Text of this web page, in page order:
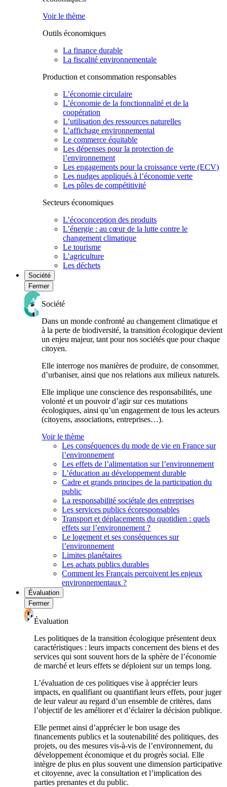
Voir le thème
Outils économiques
La finance durable
La fiscalité environnementale
Production et consommation responsables
L’économie circulaire
L’économie de la fonctionnalité et de la
coopération
L’utilisation des ressources naturelles
L’affichage environnemental
Le commerce équitable
Les dépenses pour la protection de
l’environnement
Les engagements pour la croissance verte (ECV)
Les nudges appliqués à l’économie verte
Les pôles de compétitivité
Secteurs économiques
L’écoconception des produits
L’énergie : au cœur de la lutte contre le
changement climatique
Le tourisme
L’agriculture
Les déchets
Société
Fermer
Société
Dans un monde confronté au changement climatique et
à la perte de biodiversité, la transition écologique devient
un enjeu majeur, tant pour nos sociétés que pour chaque
citoyen.
Elle interroge nos manières de produire, de consommer,
d’urbaniser, ainsi que nos relations aux milieux naturels.
Elle implique une conscience des responsabilités, une
volonté et un pouvoir d’agir sur ces mutations
écologiques, ainsi qu’un engagement de tous les acteurs
(citoyens, associations, entreprises…).
Voir le thème
Les conséquences du mode de vie en France sur
l’environnement
Les effets de l’alimentation sur l’environnement
L’éducation au développement durable
Cadre et grands principes de la participation du
public
La responsabilité sociétale des entreprises
Les services publics écoresponsables
Transport et déplacements du quotidien : quels
effets sur l’environnement ?
Le logement et ses conséquences sur
l’environnement
Limites planétaires
Les achats publics durables
Comment les Français perçoivent les enjeux
environnementaux ?
Évaluation
Fermer
Évaluation
Les politiques de la transition écologique présentent deux
caractéristiques : leurs impacts concernent des biens et des
services qui sont souvent hors de la sphère de l’économie
de marché et leurs effets se déploient sur un temps long.
L’évaluation de ces politiques vise à apprécier leurs
impacts, en qualifiant ou quantifiant leurs effets, pour juger
de leur valeur au regard d’un ensemble de critères, dans
l’objectif de les améliorer et d’éclairer la décision publique.
Elle permet ainsi d’apprécier le bon usage des
financements publics et la soutenabilité des politiques, des
projets, ou des mesures vis-à-vis de l’environnement, du
développement économique et du progrès social. Elle
intègre de plus en plus souvent une dimension participative
et citoyenne, avec la consultation et l’implication des
parties prenantes et du public.